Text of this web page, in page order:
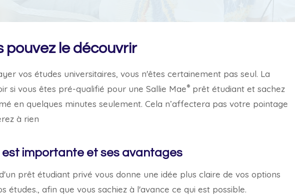
pouvez le découvrir
vos études universitaires, vous n'êtes certainement pas seul. La
si vous êtes pré-qualifié pour une Sallie Mae® prêt étudiant et sachez
en quelques minutes seulement. Cela n’affectera pas votre pointage
à rien
est importante et ses avantages
prêt étudiant privé vous donne une idée plus claire de vos options
études., afin que vous sachiez à l'avance ce qui est possible.